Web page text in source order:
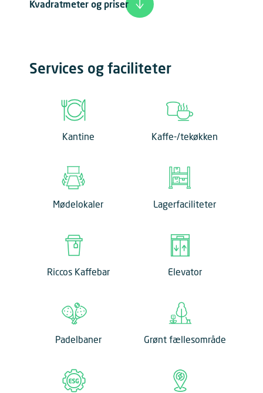
Kvadratmeter og priser
Services og faciliteter
Kantine Kaffe-/tekøkken
Mødelokaler Lagerfaciliteter
Riccos Kaffebar Elevator
Padelbaner Grønt fællesområde